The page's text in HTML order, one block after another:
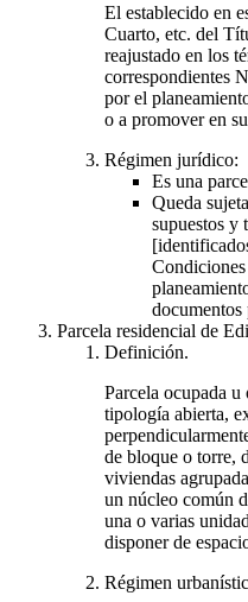
El establecido en
Cuarto, etc. del
reajustado en los
correspondientes
por el
o a promover en
Régimen jurídico:
Es una
Queda
supuestos y
documentos
Parcela residencial de
Definición.
Parcela ocupada
tipología abierta,
de bloque o torre,
viviendas
un núcleo común
una o varias
disponer de
Régimen